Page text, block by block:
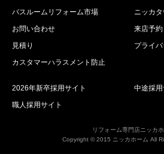
バスルームリフォーム市場
ニッカ
お問い合わせ
来店予約
見積り
プライ
カスタマーハラスメント防止
2026年新卒採用サイト
中途採用
職人採用サイト
リフォーム専門店ニッカ
Copyright © 2015 ニッカホーム All